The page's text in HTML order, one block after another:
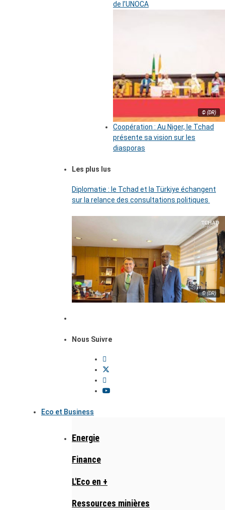
de l’UNOCA
© (DR)
Coopération : Au Niger, le Tchad
présente sa vision sur les
diasporas
Les plus lus
Diplomatie : le Tchad et la Türkiye échangent
sur la relance des consultations politiques
© (DR)
Nous Suivre
Eco et Business
Energie
Finance
L'Eco en +
Ressources minières